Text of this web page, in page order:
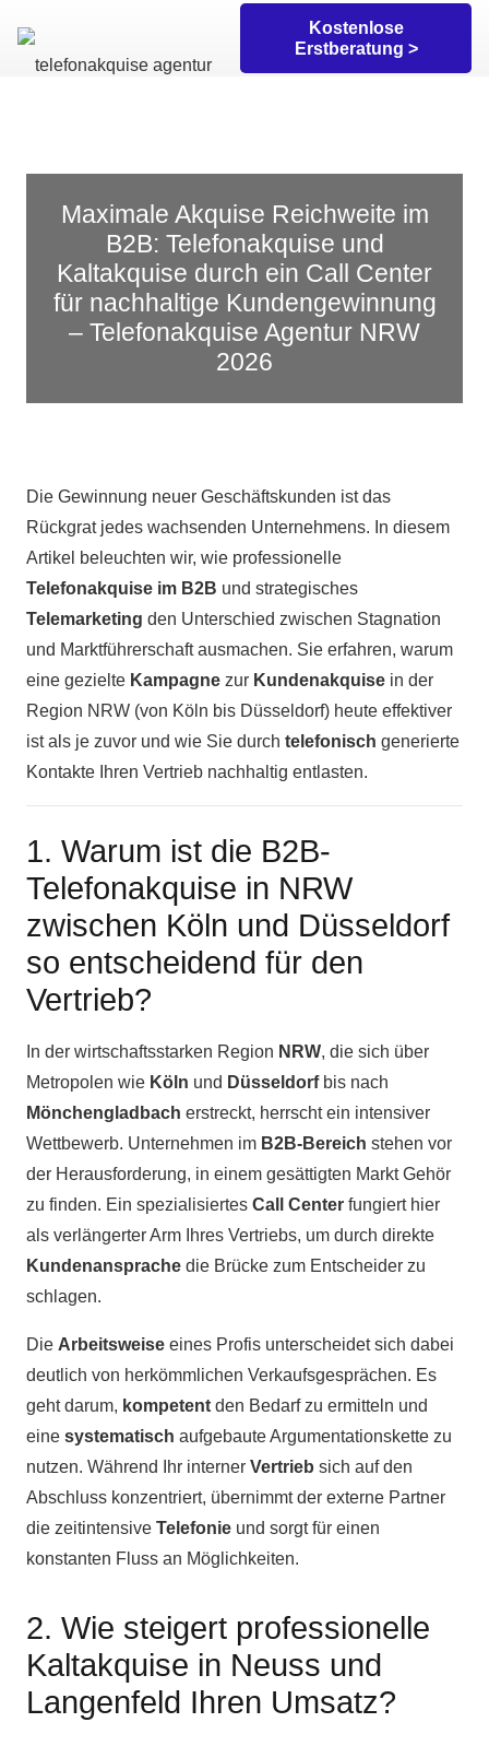
Kostenlose
Erstberatung >
Maximale Akquise Reichweite im
B2B: Telefonakquise und
Kaltakquise durch ein Call Center
für nachhaltige Kundengewinnung
– Telefonakquise Agentur NRW
2026
Die Gewinnung neuer Geschäftskunden ist das
Rückgrat jedes wachsenden Unternehmens. In diesem
Artikel beleuchten wir, wie professionelle
Telefonakquise im B2B und strategisches
Telemarketing den Unterschied zwischen Stagnation
und Marktführerschaft ausmachen. Sie erfahren, warum
eine gezielte Kampagne zur Kundenakquise in der
Region NRW (von Köln bis Düsseldorf) heute effektiver
ist als je zuvor und wie Sie durch telefonisch generierte
Kontakte Ihren Vertrieb nachhaltig entlasten.
1. Warum ist die B2B-
Telefonakquise in NRW
zwischen Köln und Düsseldorf
so entscheidend für den
Vertrieb?
In der wirtschaftsstarken Region NRW, die sich über
Metropolen wie Köln und Düsseldorfbis nach
Mönchengladbach erstreckt, herrscht ein intensiver
Wettbewerb. Unternehmen im B2B-Bereich stehen vor
der Herausforderung, in einem gesättigten Markt Gehör
zu finden. Ein spezialisiertes Call Center fungiert hier
als verlängerter Arm Ihres Vertriebs, um durch direkte
Kundenansprache die Brücke zum Entscheider zu
schlagen.
Die Arbeitsweise eines Profis unterscheidet sich dabei
deutlich von herkömmlichen Verkaufsgesprächen. Es
geht darum, kompetent den Bedarf zu ermitteln und
eine systematisch aufgebaute Argumentationskette zu
nutzen. Während Ihr interner Vertrieb sich auf den
Abschluss konzentriert, übernimmt der externe Partner
die zeitintensive Telefonie und sorgt für einen
konstanten Fluss an Möglichkeiten.
2. Wie steigert professionelle
Kaltakquise in Neuss und
Langenfeld Ihren Umsatz?